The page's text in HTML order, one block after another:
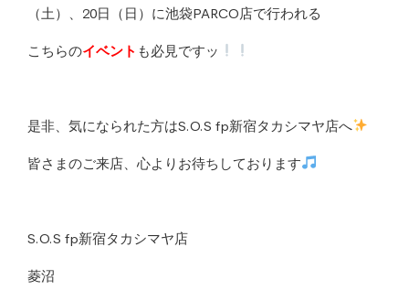
（土）、20日（日）に池袋PARCO店で行われる
こちらのイベント も必見ですッ
是非、気になられた方はS.O.S fp新宿タカシマヤ店へ
皆さまのご来店、心よりお待ちしております
S.O.S fp新宿タカシマヤ店
菱沼